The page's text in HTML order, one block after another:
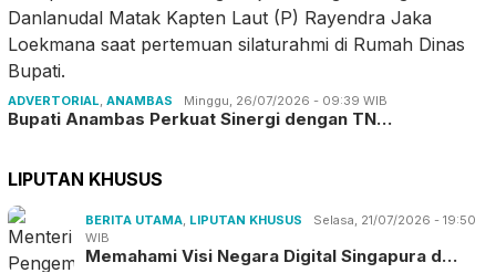
ADVERTORIAL ANAMBAS Minggu, 26/07/2026 - 09:39 WIB
Bupati Anambas Perkuat Sinergi dengan TN…
LIPUTAN KHUSUS
BERITA UTAMA LIPUTAN KHUSUS
Selasa, 21/07/2026 - 19:50
WIB
Memahami Visi Negara Digital Singapura d…